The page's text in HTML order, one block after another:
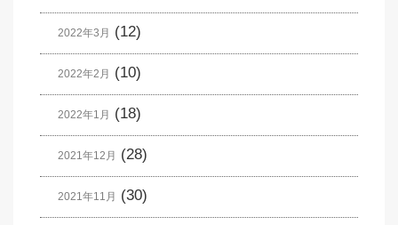
2022年3月 (12)
2022年2月 (10)
2022年1月 (18)
2021年12月 (28)
2021年11月 (30)